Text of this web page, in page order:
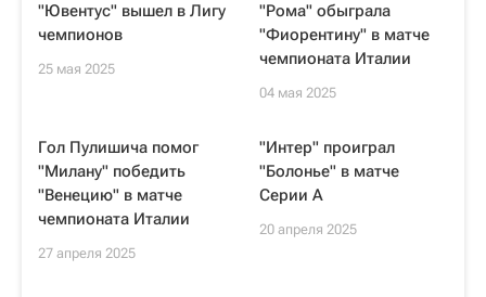
"Ювентус" вышел в Лигу
чемпионов
25 мая 2025
"Рома" обыграла
"Фиорентину" в матче
чемпионата Италии
04 мая 2025
Гол Пулишича помог
"Милану" победить
"Венецию" в матче
чемпионата Италии
27 апреля 2025
"Интер" проиграл
"Болонье" в матче
Серии А
20 апреля 2025